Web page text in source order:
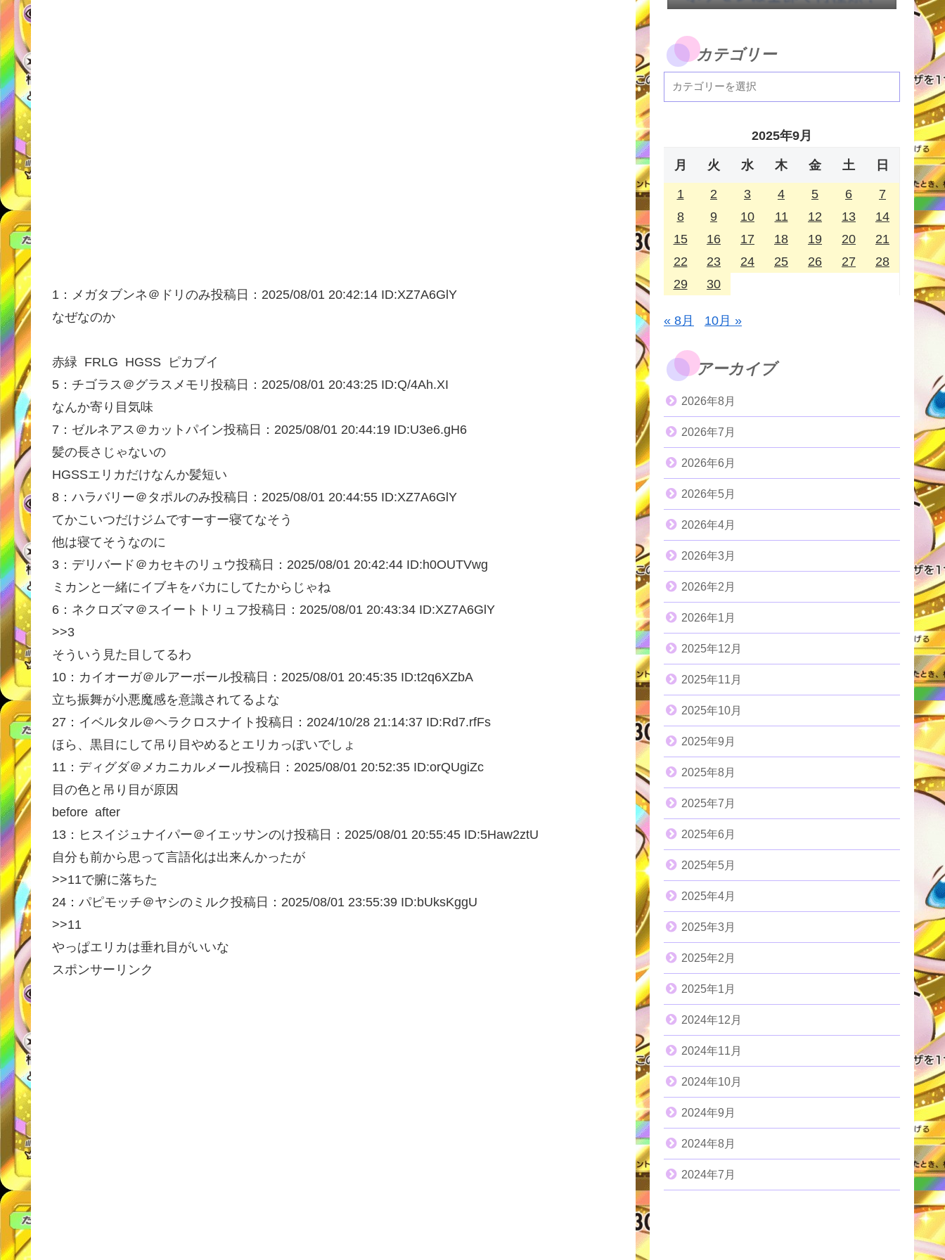
1： メガタブンネ＠ドリのみ投稿日：2025/08/01 20:42:14 ID:XZ7A6GlY
なぜなのか
赤緑 FRLG HGSS
ピカブイ
5： チゴラス＠グラスメモリ 投稿日：2025/08/01 20:43:25 ID:Q/4Ah.XI
なんか寄り目気味
7： ゼルネアス＠カットパイン投稿日：2025/08/01 20:44:19 ID:U3e6.gH6
髪の長さじゃないの
HGSSエリカだけなんか髪短い
8： ハラバリー＠タポルのみ投稿日：2025/08/01 20:44:55 ID:XZ7A6GlY
てかこいつだけジムですーすー寝てなそう
他は寝てそうなのに
3： デリバード＠カセキのリュウ投稿日：2025/08/01 20:42:44 ID:h0OUTVwg
ミカンと一緒にイブキをバカにしてたからじゃね
6： ネクロズマ＠スイートトリュフ投稿日：2025/08/01 20:43:34 ID:XZ7A6GlY
>>3
そういう見た目してるわ
10： カイオーガ＠ルアーボール投稿日：2025/08/01 20:45:35 ID:t2q6XZbA
立ち振舞が小悪魔感を意識されてるよな
27： イベルタル＠ヘラクロスナイト 投稿日：2024/10/28 21:14:37 ID:Rd7.rfFs
ほら、黒目にして吊り目やめるとエリカっぽいでしょ
11： ディグダ＠メカニカルメール投稿日：2025/08/01 20:52:35 ID:orQUgiZc
目の色と吊り目が原因
before after
13： ヒスイジュナイパー＠イエッサンのけ投稿日：2025/08/01 20:55:45 ID:5Haw2ztU
自分も前から思って言語化は出来んかったが
>>11で腑に落ちた
24： パピモッチ＠ヤシのミルク投稿日：2025/08/01 23:55:39 ID:bUksKggU
>>11
やっぱエリカは垂れ目がいいな
スポンサーリンク
カテゴリー
2025年9月
月 火 水 木 金 土 日
1 2 3 4 5 6
7
8
9 10 11 12 13
14
15
16 17 18 19 20
21
22
23 24 25 26 27
28
29
30
« 8月 10月 »
アーカイブ
2026年8月
2026年7月
2026年6月
2026年5月
2026年4月
2026年3月
2026年2月
2026年1月
2025年12月
2025年11月
2025年10月
2025年9月
2025年8月
2025年7月
2025年6月
2025年5月
2025年4月
2025年3月
2025年2月
2025年1月
2024年12月
2024年11月
2024年10月
2024年9月
2024年8月
2024年7月